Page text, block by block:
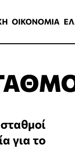
ΟΙΚΟΝΟΜΙΑ
για το